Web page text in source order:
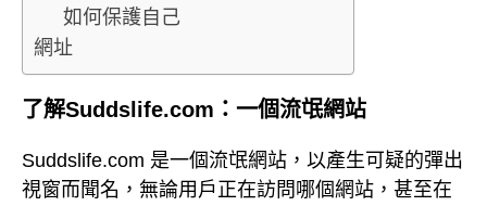
如何保護自己
網址
了解Suddslife.com：一個流氓網站
Suddslife.com 是一個流氓網站，以產生可疑的彈出
視窗而聞名，無論用戶正在訪問哪個網站，甚至在